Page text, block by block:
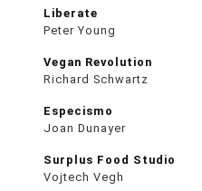
Liberate
Peter Young
Vegan Revolution
Richard Schwartz
Especismo
Joan Dunayer
Surplus Food Studio
Vojtech Vegh